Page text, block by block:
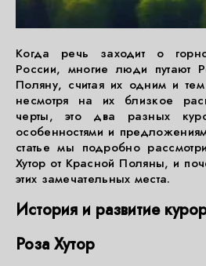
Когда речь заходит о
России, многие люди путают
Поляну, считая их одним и
несмотря на их близкое
черты, это два разных
особенностями и
статье мы подробно
Хутор от Красной Поляны, и
этих замечательных места.
История и развитие
Роза Хутор